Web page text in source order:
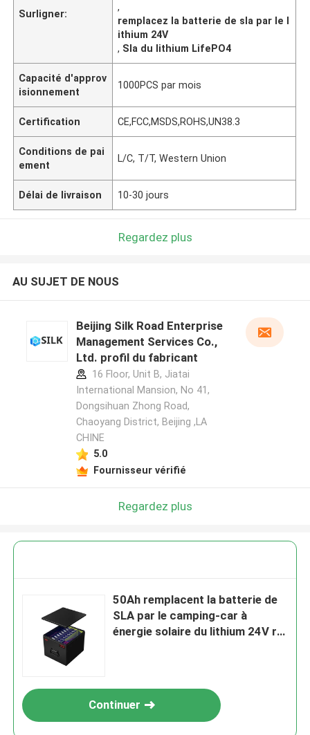
Surligner:
,
remplacez la batterie de sla par le l
ithium 24V
, Sla du lithium LifePO4
Capacité d'approv
isionnement
1000PCS par mois
Certification CE,FCC,MSDS,ROHS,UN38.3
Conditions de pai
ement
L/C, T/T, Western Union
Délai de livraison 10-30 jours
Regardez plus
AU SUJET DE NOUS
Beijing Silk Road Enterprise
Management Services Co.,
Ltd. profil du fabricant
16 Floor, Unit B, Jiatai
International Mansion, No 41,
Dongsihuan Zhong Road,
Chaoyang District, Beijing ,LA
CHINE
5.0
Fournisseur vérifié
Regardez plus
50Ah remplacent la batterie de
SLA par le camping-car à
énergie solaire du lithium 24V rv
Continuer